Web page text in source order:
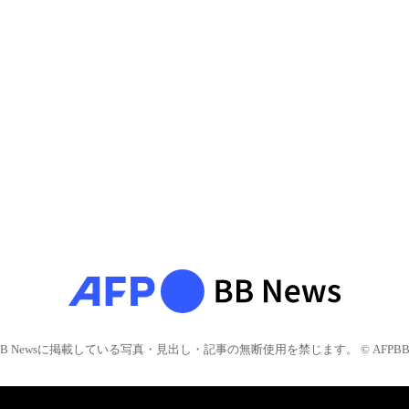
Newsに掲載している写真・見出し・記事の無断使用を禁じます。 © AFPBB